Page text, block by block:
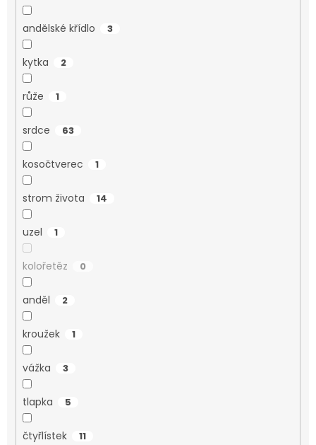
andělské křídlo 3
kytka 2
růže 1
srdce 63
kosočtverec 1
strom života 14
uzel 1
kolořetěz 0
anděl 2
kroužek 1
vážka 3
tlapka 5
čtyřlístek 11